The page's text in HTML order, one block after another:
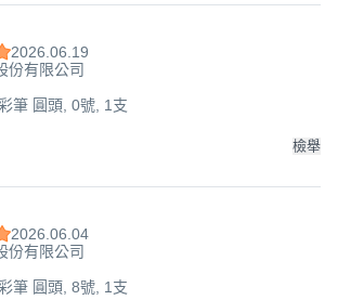
2026.06.19
份有限公司
筆 圓頭, 0號, 1支
檢舉
2026.06.04
份有限公司
筆 圓頭, 8號, 1支